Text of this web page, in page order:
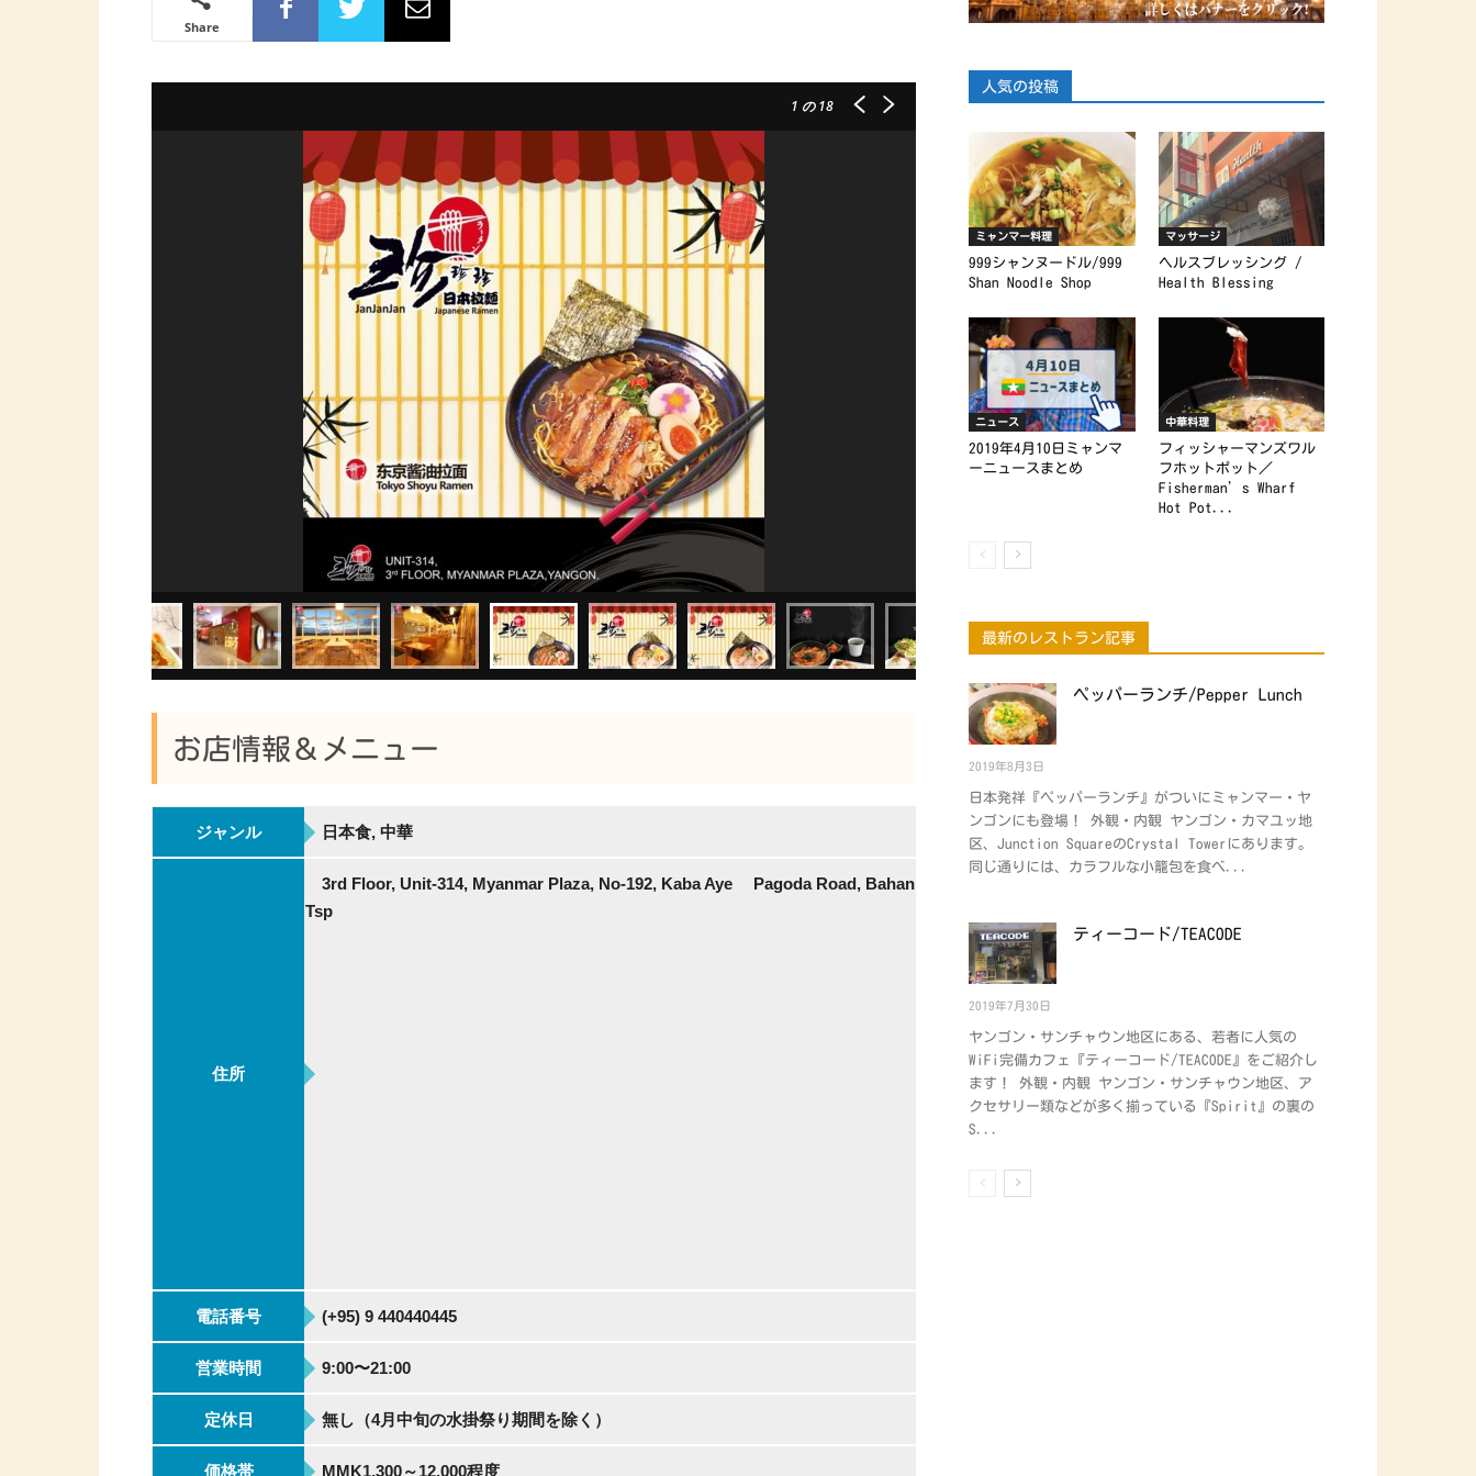
Share
1 の 18
お店情報＆メニュー
ジャンル 日本食, 中華
住所
3rd Floor, Unit-314, Myanmar Plaza, No-192, Kaba Aye Pagoda Road, Bahan
Tsp
電話番号 (+95) 9 440440445
営業時間 9:00〜21:00
定休日 無し（4月中旬の水掛祭り期間を除く）
価格帯 MMK1,300～12,000程度
人気の投稿
ミャンマー料理
999シャンヌードル/999
Shan Noodle Shop
マッサージ
ヘルスブレッシング /
Health Blessing
ニュース
2019年4月10日ミャンマ
ーニュースまとめ
中華料理
フィッシャーマンズワル
フホットポット／
Fisherman’s Wharf
Hot Pot...
最新のレストラン記事
ペッパーランチ/Pepper Lunch
2019年8月3日
日本発祥『ペッパーランチ』がついにミャンマー・ヤ
ンゴンにも登場！ 外観・内観 ヤンゴン・カマユッ地
区、Junction SquareのCrystal Towerにあります。
同じ通りには、カラフルな小籠包を食べ...
ティーコード/TEACODE
2019年7月30日
ヤンゴン・サンチャウン地区にある、若者に人気の
WiFi完備カフェ『ティーコード/TEACODE』をご紹介し
ます！ 外観・内観 ヤンゴン・サンチャウン地区、ア
クセサリー類などが多く揃っている『Spirit』の裏の
S...